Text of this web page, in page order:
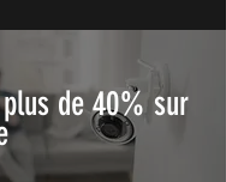
de 40% sur